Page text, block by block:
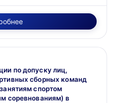
по допуску лиц,
сборных команд
спортом
соревнованиям) в